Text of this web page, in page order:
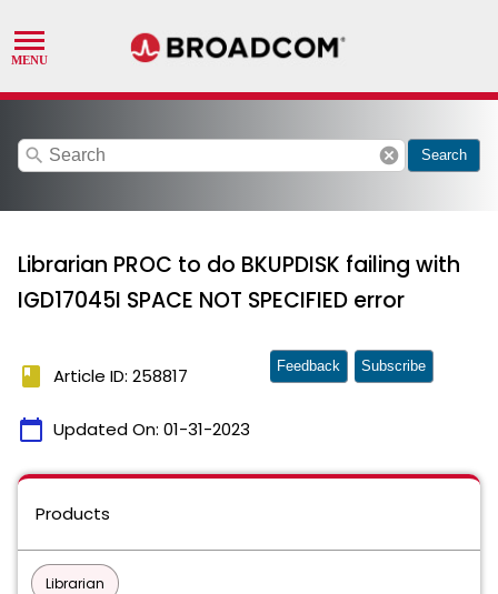
search cancel Search
Librarian PROC to do BKUPDISK failing with
IGD17045I SPACE NOT SPECIFIED error
book Article ID: 258817
calendar_today Updated On: 01-31-2023
Feedback Subscribe
Products
Librarian